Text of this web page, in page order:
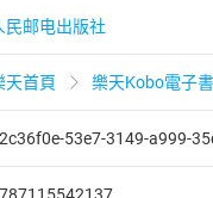
民邮电出版社
天首頁 樂天Kobo電子書
53e7-3149-a999-